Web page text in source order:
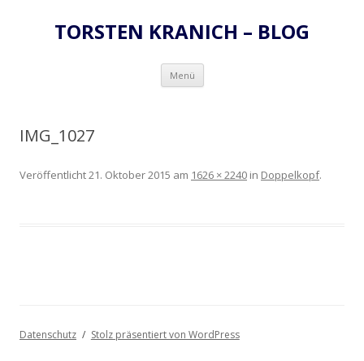
TORSTEN KRANICH – BLOG
Menü Zum
springen
IMG_1027
Veröffentlicht21. Oktober 2015 am 1626 × 2240 in Doppelkopf.
Datenschutz Stolz präsentiert von WordPress